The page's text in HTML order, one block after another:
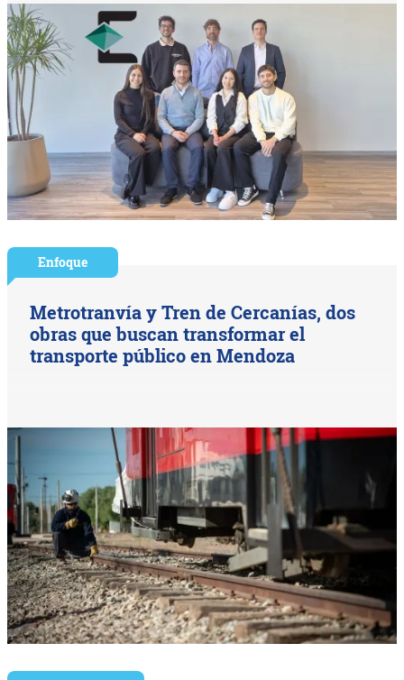
Enfoque
Metrotranvía y Tren de Cercanías, dos
obras que buscan transformar el
transporte público en Mendoza